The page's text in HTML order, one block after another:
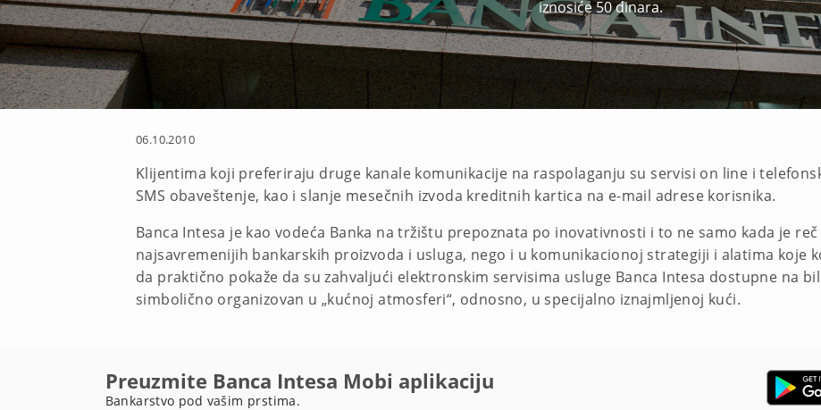
iznosiće 50 dinara.
06.10.2010
Klijentima koji preferiraju druge kanale komunikacije na raspolaganju su servisi on line i
SMS obaveštenje, kao i slanje mesečnih izvoda kreditnih kartica na e-mail adrese korisnika.
Banca Intesa je kao vodeća Banka na tržištu prepoznata po inovativnosti i to ne samo kada je
najsavremenijih bankarskih proizvoda i usluga, nego i u komunikacionoj strategiji i alatima koje
da praktično pokaže da su zahvaljući elektronskim servisima usluge Banca Intesa dostupne na
simbolično organizovan u „kućnoj atmosferi“, odnosno, u specijalno iznajmljenoj kući.
Preuzmite Banca Intesa Mobi aplikaciju
Bankarstvo pod vašim prstima.